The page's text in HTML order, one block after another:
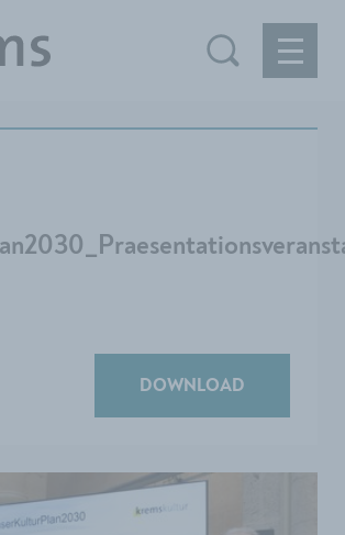
DOWNLOAD